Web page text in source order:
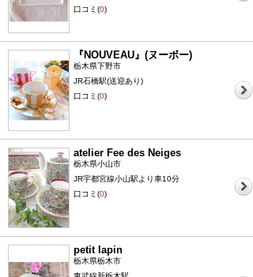
口コミ(0)
『NOUVEAU』(ヌーボー)
栃木県下野市
JR石橋駅(送迎あり)
口コミ(0)
atelier Fee des Neiges
栃木県小山市
JR宇都宮線小山駅より車10分
口コミ(0)
petit lapin
栃木県栃木市